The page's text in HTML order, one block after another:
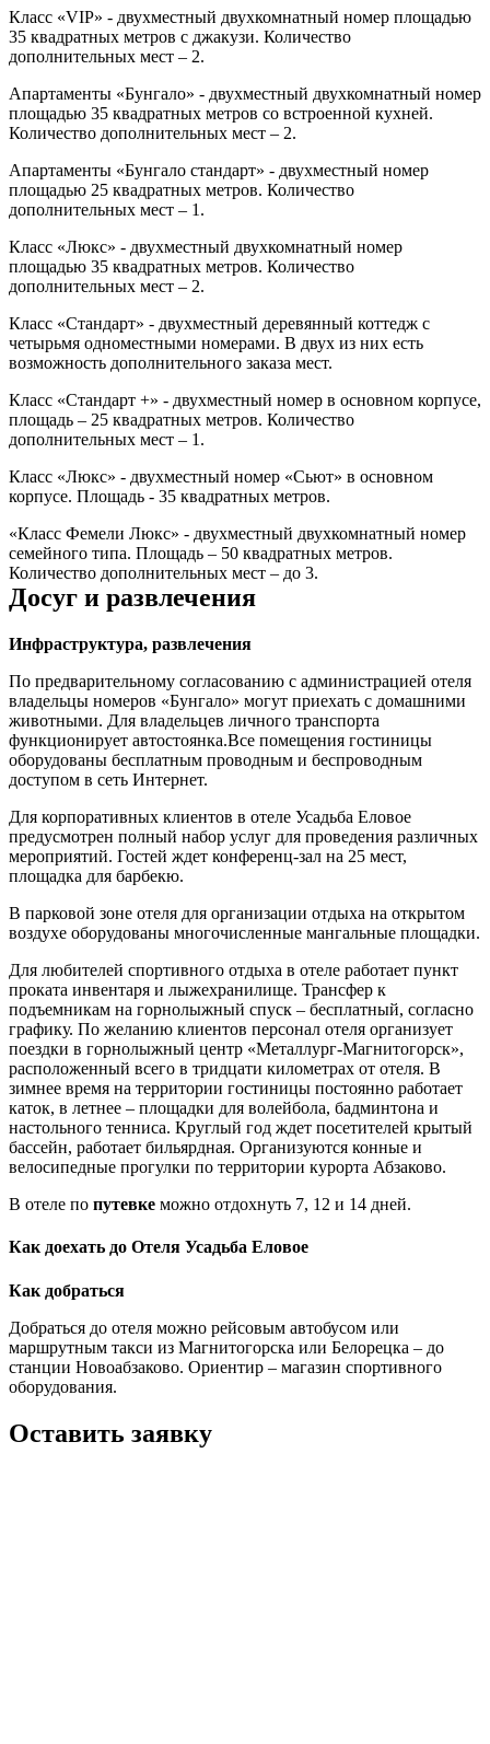
Класс «VIP» - двухместный двухкомнатный номер площадью
35 квадратных метров с джакузи. Количество
дополнительных мест – 2.
Апартаменты «Бунгало» - двухместный двухкомнатный номер
площадью 35 квадратных метров со встроенной кухней.
Количество дополнительных мест – 2.
Апартаменты «Бунгало стандарт» - двухместный номер
площадью 25 квадратных метров. Количество
дополнительных мест – 1.
Класс «Люкс» - двухместный двухкомнатный номер
площадью 35 квадратных метров. Количество
дополнительных мест – 2.
Класс «Стандарт» - двухместный деревянный коттедж с
четырьмя одноместными номерами. В двух из них есть
возможность дополнительного заказа мест.
Класс «Стандарт +» - двухместный номер в основном корпусе,
площадь – 25 квадратных метров. Количество
дополнительных мест – 1.
Класс «Люкс» - двухместный номер «Сьют» в основном
корпусе. Площадь - 35 квадратных метров.
«Класс Фемели Люкс» - двухместный двухкомнатный номер
семейного типа. Площадь – 50 квадратных метров.
Количество дополнительных мест – до 3.
Досуг и развлечения
Инфраструктура, развлечения
По предварительному согласованию с администрацией отеля
владельцы номеров «Бунгало» могут приехать с домашними
животными. Для владельцев личного транспорта
функционирует автостоянка.Все помещения гостиницы
оборудованы бесплатным проводным и беспроводным
доступом в сеть Интернет.
Для корпоративных клиентов в отеле Усадьба Еловое
предусмотрен полный набор услуг для проведения различных
мероприятий. Гостей ждет конференц-зал на 25 мест,
площадка для барбекю.
В парковой зоне отеля для организации отдыха на открытом
воздухе оборудованы многочисленные мангальные площадки.
Для любителей спортивного отдыха в отеле работает пункт
проката инвентаря и лыжехранилище. Трансфер к
подъемникам на горнолыжный спуск – бесплатный, согласно
графику. По желанию клиентов персонал отеля организует
поездки в горнолыжный центр «Металлург-Магнитогорск»,
расположенный всего в тридцати километрах от отеля. В
зимнее время на территории гостиницы постоянно работает
каток, в летнее – площадки для волейбола, бадминтона и
настольного тенниса. Круглый год ждет посетителей крытый
бассейн, работает бильярдная. Организуются конные и
велосипедные прогулки по территории курорта Абзаково.
В отеле по путевке можно отдохнуть 7, 12 и 14 дней.
Как доехать до Отеля Усадьба Еловое
Как добраться
Добраться до отеля можно рейсовым автобусом или
маршрутным такси из Магнитогорска или Белорецка – до
станции Новоабзаково. Ориентир – магазин спортивного
оборудования.
Оставить заявку